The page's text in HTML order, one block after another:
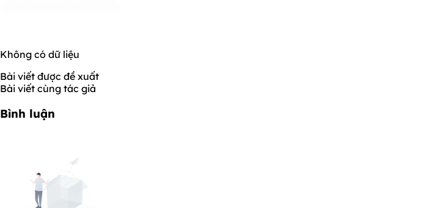
Không có dữ liệu
Bài viết được đề xuất
Bài viết cùng tác giả
Bình luận